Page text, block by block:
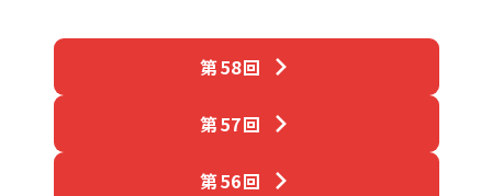
第58回
第57回
第56回